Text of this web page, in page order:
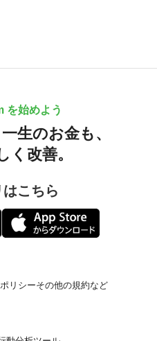
を始めよう
一生のお金も、
く改善。
はこちら
リシーその他の規約など